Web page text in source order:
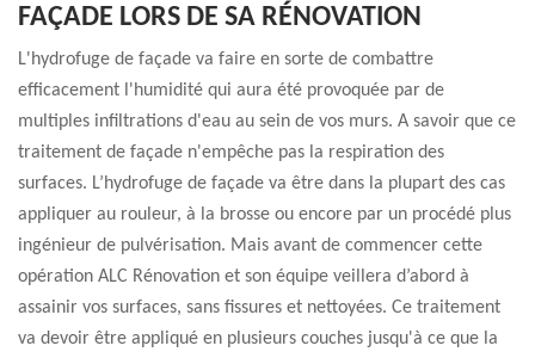
FAÇADE LORS DE SA RÉNOVATION
L'hydrofuge de façade va faire en sorte de combattre
efficacement l'humidité qui aura été provoquée par de
multiples infiltrations d'eau au sein de vos murs. A savoir que ce
traitement de façade n'empêche pas la respiration des
surfaces. L’hydrofuge de façade va être dans la plupart des cas
appliquer au rouleur, à la brosse ou encore par un procédé plus
ingénieur de pulvérisation. Mais avant de commencer cette
opération ALC Rénovation et son équipe veillera d’abord à
assainir vos surfaces, sans fissures et nettoyées. Ce traitement
va devoir être appliqué en plusieurs couches jusqu'à ce que la